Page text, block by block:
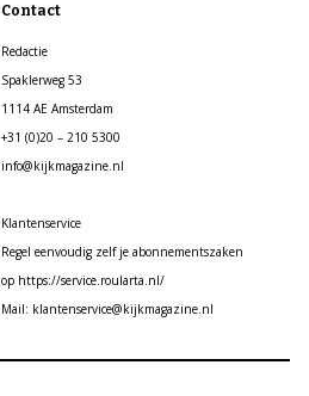
Contact
Redactie
Spaklerweg 53
1114 AE Amsterdam
+31 (0)20 – 210 5300
info@kijkmagazine.nl
Klantenservice
Regel eenvoudig zelf je abonnementszaken
op https://service.roularta.nl/
Mail: klantenservice@kijkmagazine.nl